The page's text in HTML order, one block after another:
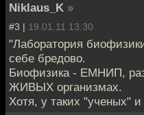
Niklaus_K »
#3 | 19.01.11 13:30
"Лаборатория
себе бредово.
Биофизика - ЕМНИП,
ЖИВЫХ организмах.
Хотя, у таких "ученых" и